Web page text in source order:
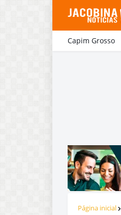
Capim Grosso
Página inicial